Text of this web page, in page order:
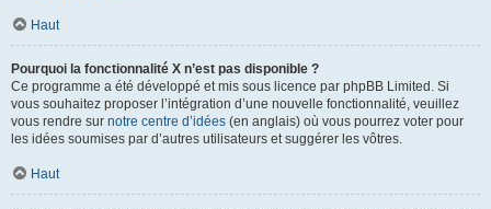
Haut
Pourquoi la fonctionnalité X n’est pas disponible ?
Ce programme a été développé et mis sous licence par phpBB Limited. Si
vous souhaitez proposer l’intégration d’une nouvelle fonctionnalité, veuillez
vous rendre sur notre centre d’idées (en anglais) où vous pourrez voter pour
les idées soumises par d’autres utilisateurs et suggérer les vôtres.
Haut